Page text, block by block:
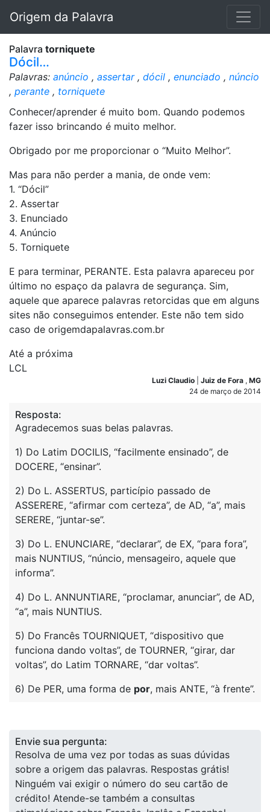
Origem da Palavra
Palavra torniquete
Dócil…
Palavras: anúncio , assertar, dócil , enunciado , núncio
, perante , torniquete
Conhecer/aprender é muito bom. Quando podemos
fazer isso brincando é muito melhor.
Obrigado por me proporcionar o “Muito Melhor”.
Mas para não perder a mania, de onde vem:
1. “Dócil”
2. Assertar
3. Enunciado
4. Anúncio
5. Torniquete
E para terminar, PERANTE. Esta palavra apareceu por
último no espaço da palavra de segurança. Sim,
aquele que aparece palavras retorcidas que em alguns
sites não conseguimos entender. Este não tem sido
caso de origemdapalavras.com.br
Até a próxima
LCL
Luzi Claudio Juiz de Fora , MG
24 de março de 2014
Resposta:
Agradecemos suas belas palavras.
1) Do Latim DOCILIS, “facilmente ensinado”, de
DOCERE, “ensinar”.
2) Do L. ASSERTUS, particípio passado de
ASSERERE, “afirmar com certeza”, de AD, “a”, mais
SERERE, “juntar-se”.
3) Do L. ENUNCIARE, “declarar”, de EX, “para fora”,
mais NUNTIUS, “núncio, mensageiro, aquele que
informa”.
4) Do L. ANNUNTIARE, “proclamar, anunciar”, de AD,
“a”, mais NUNTIUS.
5) Do Francês TOURNIQUET, “dispositivo que
funciona dando voltas”, de TOURNER, “girar, dar
voltas”, do Latim TORNARE, “dar voltas”.
6) De PER, uma forma de por, mais ANTE, “à frente”.
Envie sua pergunta:
Resolva de uma vez por todas as suas dúvidas
sobre a origem das palavras. Respostas grátis!
Ninguém vai exigir o número do seu cartão de
crédito! Atende-se também a consultas